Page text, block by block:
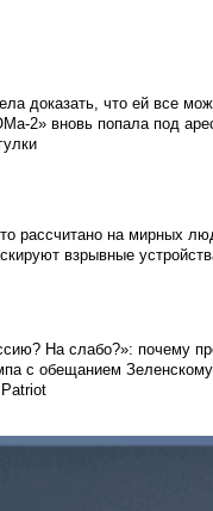
доказать, что ей все
2» вновь попала под
рассчитано на мирных
взрывные
На слабо?»: почему
с обещанием